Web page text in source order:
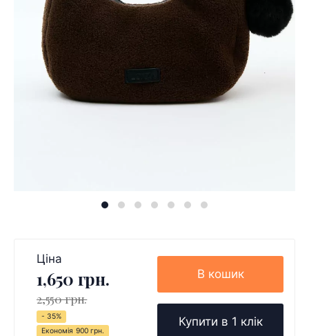
Ціна
1,650 грн.
2,550 грн.
- 35%
Економія 900 грн.
В кошик
Купити в 1 клік